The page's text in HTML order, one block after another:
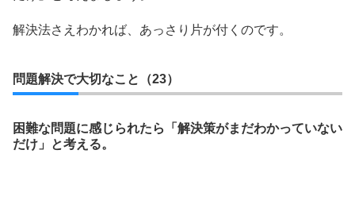
解決法さえわかれば、あっさり片が付くのです。
問題解決で大切なこと（23）
困難な問題に感じられたら「解決策がまだわかっていない
だけ」と考える。